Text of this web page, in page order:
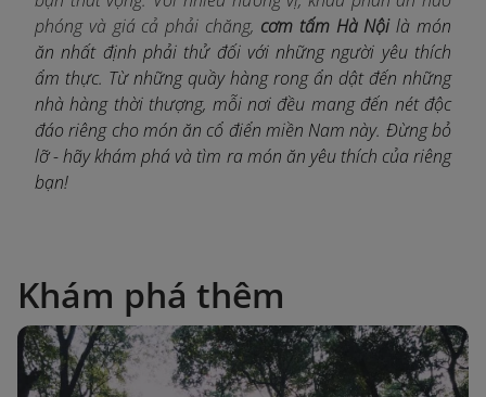
phóng và giá cả phải chăng, cơm tấm Hà Nội là món
ăn nhất định phải thử đối với những người yêu thích
ẩm thực. Từ những quầy hàng rong ẩn dật đến những
nhà hàng thời thượng, mỗi nơi đều mang đến nét độc
đáo riêng cho món ăn cổ điển miền Nam này. Đừng bỏ
lỡ - hãy khám phá và tìm ra món ăn yêu thích của riêng
bạn!
Khám phá thêm